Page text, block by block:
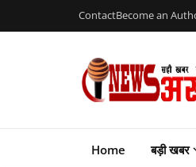
ContactBecome an
Home बड़ी खबर